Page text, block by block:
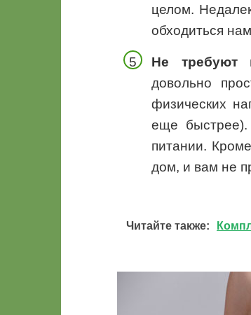
целом.
обходиться
Не требуют
довольно
физических
еще
питании.
дом, и вам не
Читайте также: